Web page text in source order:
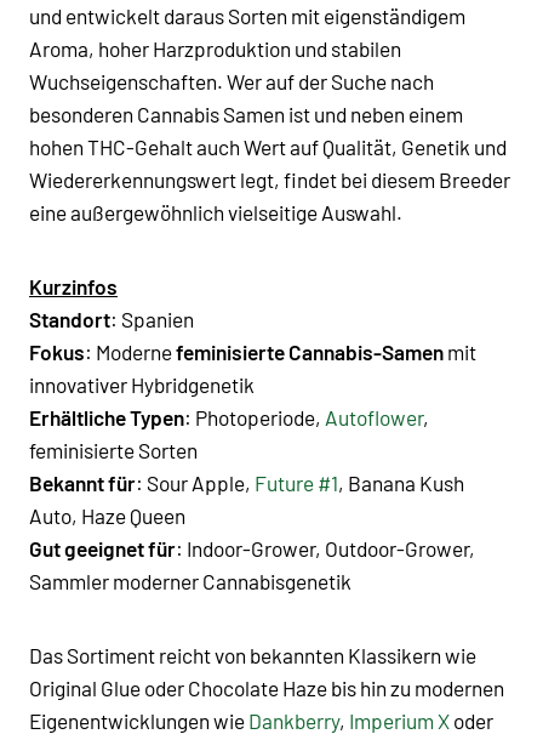
und entwickelt daraus Sorten mit eigenständigem
Aroma, hoher Harzproduktion und stabilen
Wuchseigenschaften. Wer auf der Suche nach
besonderen Cannabis Samen ist und neben einem
hohen THC-Gehaltauch Wert auf Qualität, Genetik und
Wiedererkennungswert legt, findet bei diesem Breeder
eine außergewöhnlich vielseitige Auswahl.
Kurzinfos
Standort: Spanien
Fokus: Modernefeminisierte Cannabis-Samen mit
innovativer Hybridgenetik
Erhältliche Typen: Photoperiode, Autoflower,
feminisierte Sorten
Bekannt für: Sour Apple, Future #1, Banana Kush
Auto, Haze Queen
Gut geeignet für: Indoor-Grower, Outdoor-Grower,
Sammler moderner Cannabisgenetik
Das Sortiment reicht von bekannten Klassikern wie
Original Glue oder Chocolate Haze bis hin zu modernen
Eigenentwicklungen wie Dankberry, Imperium X oder